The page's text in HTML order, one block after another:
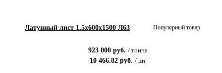
Латунный лист 1.5x600x1500 Л63 Популярный товар
923 000 руб. / тонна
10 466.82 руб. / шт